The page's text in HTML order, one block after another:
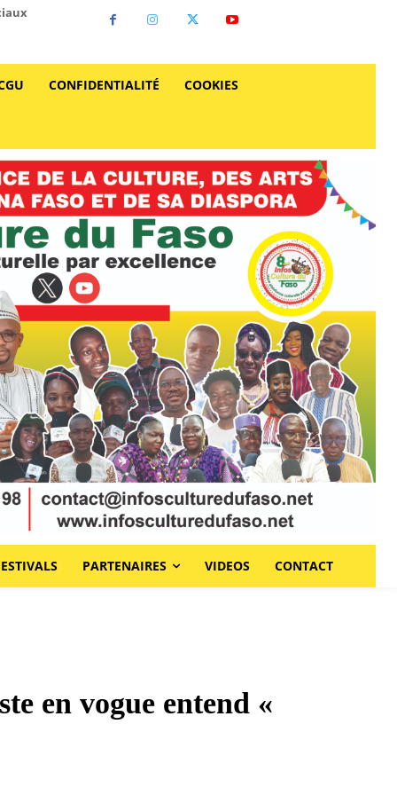
CONFIDENTIALITÉ COOKIES
PARTENAIRES VIDEOS CONTACT
en vogue entend «